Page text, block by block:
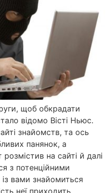
щоб обкрадати
відомо Вісті Ньюс.
знайомств, та ось
панянок, а
на сайті й далі
з потенційними
із вами знайомиться